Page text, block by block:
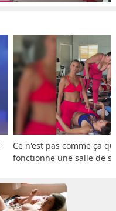
Ce n'est pas comme ça
fonctionne une salle de